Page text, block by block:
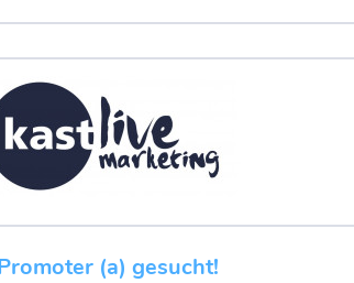
(a) gesucht!